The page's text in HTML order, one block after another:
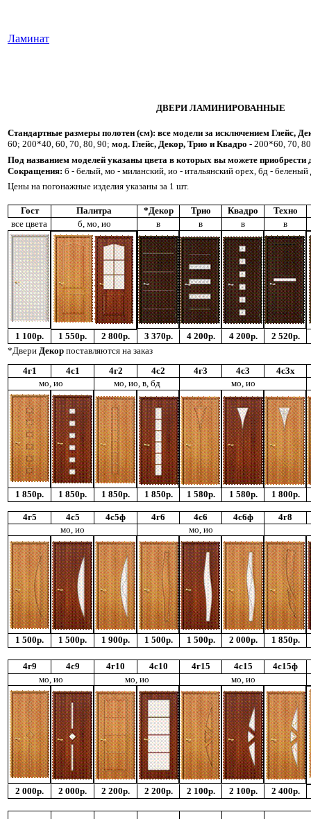
Ламинат
ДВЕРИ ЛАМИНИРОВАННЫЕ
Стандартные размеры полотен (см): все модели за исключением Глейс,
60; 200*40, 60, 70, 80, 90; мод. Глейс, Декор, Трио и Квадро - 200*60, 70,
Под названием моделей указаны цвета в которых вы можете приобрести
Сокращения: б - белый, мо - миланский, ио - итальянский орех, бд - беленый
Цены на погонажные изделия указаны за 1 шт.
Гост Палитра *Декор Трио Квадро
Техно
все цвета
б, мо, ио в в в в
1 100р. 1 550р. 2 800р. 3 370р. 4 200р. 4 200р.
2 520р.
*Двери Декор поставляются на заказ
4г1
4с1 4г2 4с2 4г3 4с3
4с3х
мо, ио
мо, ио, в, бд мо, ио
1 850р. 1 850р. 1 850р. 1 850р. 1 580р. 1 580р. 1 800р.
4г5 4с5 4с5ф 4г6 4с6 4с6ф
4г8
мо, ио
мо, ио
1 500р. 1 500р. 1 900р. 1 500р. 1 500р. 2 000р. 1 850р.
4г9 4с9 4г10 4с10 4г15 4с15
4с15ф
мо, ио
мо, ио мо, ио
2 000р. 2 000р. 2 200р. 2 200р. 2 100р. 2 100р. 2 400р.